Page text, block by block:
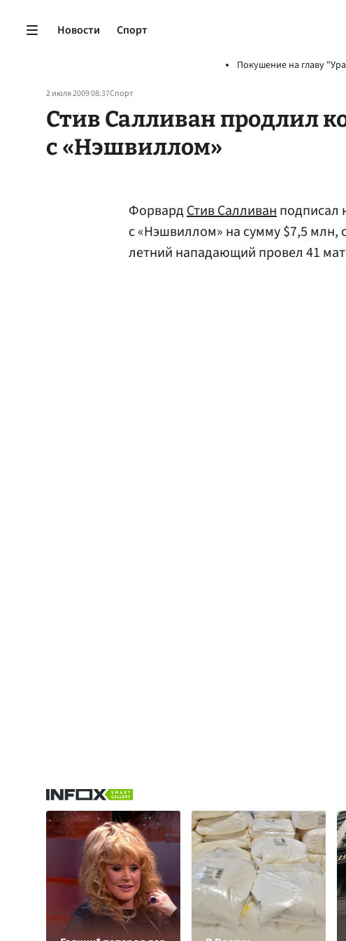
Новости Спорт
Покушение на главу
2 июля 2009 08:37Спорт
Стив Салливан продлил
с «Нэшвиллом»
ФорвардСтив Салливанподписал
с «Нэшвиллом» на сумму $7,5 млн,
летний нападающий провел 41